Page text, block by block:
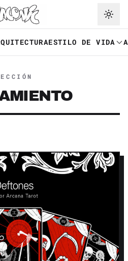
ESTILO DE VIDA